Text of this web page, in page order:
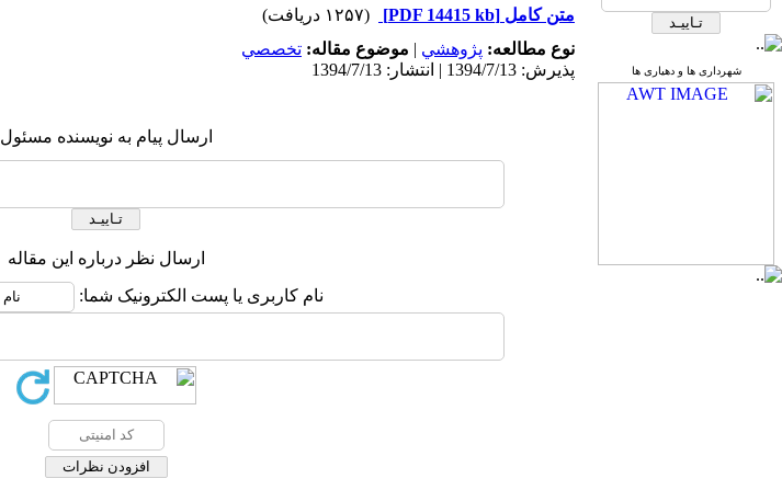
شهرداری ها و دهیاری ها
متن کامل [PDF 14415 kb]
(۱۲۵۷ دریافت)
نوع مطالعه: پژوهشي | موضوع مقاله: تخصصي
پذیرش: 1394/7/13 | انتشار: 1394/7/13
ارسال پیام به نویسنده مسئول
ارسال نظر درباره این مقاله
نام کاربری یا پست الکترونیک شما: